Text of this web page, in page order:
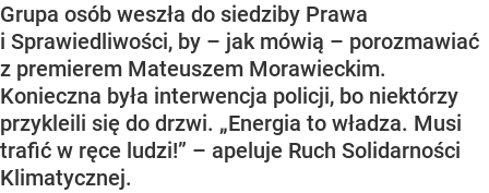
Grupa osób weszła do siedziby Prawa
i Sprawiedliwości, by – jak mówią – porozmawiać
z premierem Mateuszem Morawieckim.
Konieczna była interwencja policji, bo niektórzy
przykleili się do drzwi. „Energia to władza. Musi
trafić w ręce ludzi!” – apeluje Ruch Solidarności
Klimatycznej.